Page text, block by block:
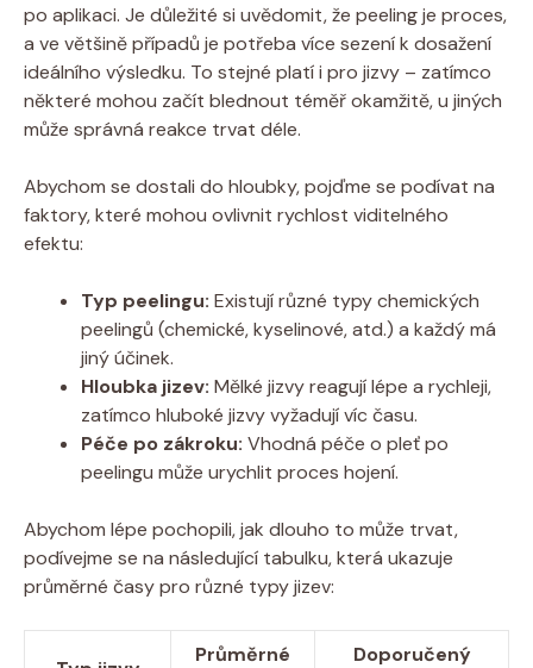
po aplikaci. Je důležité si uvědomit, že peeling je proces,
a ve většině případů je potřeba více sezení k dosažení
ideálního výsledku. To stejné platí i pro jizvy – zatímco
některé mohou začít blednout téměř okamžitě, u jiných
může správná reakce trvat déle.
Abychom se dostali do hloubky, pojďme se podívat na
faktory, které mohou ovlivnit rychlost viditelného
efektu:
Typ peelingu: Existují různé typy chemických
peelingů (chemické, kyselinové, atd.) a každý má
jiný účinek.
Hloubka jizev: Mělké jizvy reagují lépe a rychleji,
zatímco hluboké jizvy vyžadují víc času.
Péče po zákroku: Vhodná péče o pleť po
peelingu může urychlit proces hojení.
Abychom lépe pochopili, jak dlouho to může trvat,
podívejme se na následující tabulku, která ukazuje
průměrné časy pro různé typy jizev:
Průměrné Doporučený